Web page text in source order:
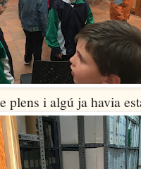
plens i algú ja havia